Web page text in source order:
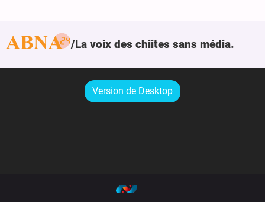
La voix des chiites sans média.
Version de Desktop